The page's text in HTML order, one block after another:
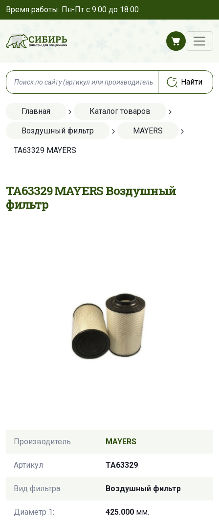
Время работы: Пн-Пт с 9:00 до 18:00
Главная Каталог товаров
Воздушный фильтр MAYERS
TA63329 MAYERS
TA63329 MAYERS Воздушный
фильтр
Производитель MAYERS
Артикул TA63329
Вид фильтра: Воздушный фильтр
Диаметр 1: 425.000 мм.